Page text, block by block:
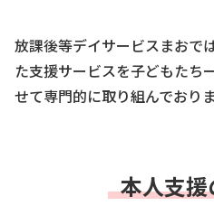
放課後等デイサービスまおでは
た支援サービスを子どもたち
せて専門的に取り組んでおりま
本人支